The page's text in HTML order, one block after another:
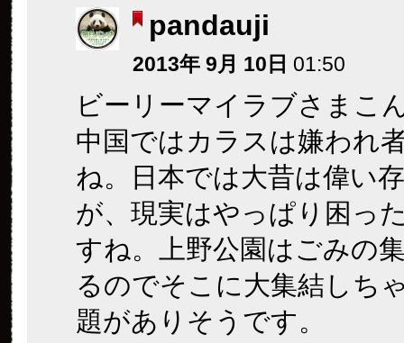
pandauji
2013年 9月 10日 01:50
ビーリーマイラブさまこ
中国ではカラスは嫌われ
ね。日本では大昔は偉い
が、現実はやっぱり困っ
すね。上野公園はごみの
るのでそこに大集結しち
題がありそうです。